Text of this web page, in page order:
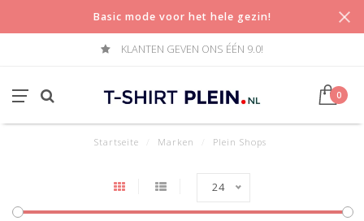
Basic mode voor het hele gezin!
KLANTEN GEVEN ONS ÉÉN 9.0!
0
Startseite Marken Plein Shops
24